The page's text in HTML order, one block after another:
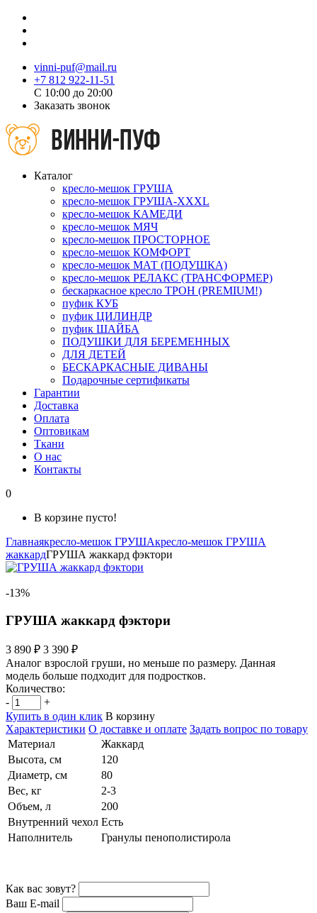
vinni-puf@mail.ru
+7 812 922-11-51
C 10:00 до 20:00
Заказать звонок
Каталог
кресло-мешок ГРУША
кресло-мешок ГРУША-XXXL
кресло-мешок КАМЕДИ
кресло-мешок МЯЧ
кресло-мешок ПРОСТОРНОЕ
кресло-мешок КОМФОРТ
кресло-мешок МАТ (ПОДУШКА)
кресло-мешок РЕЛАКС (ТРАНСФОРМЕР)
бескаркасное кресло ТРОН (PREMIUM!)
пуфик КУБ
пуфик ЦИЛИНДР
пуфик ШАЙБА
ПОДУШКИ ДЛЯ БЕРЕМЕННЫХ
ДЛЯ ДЕТЕЙ
БЕСКАРКАСНЫЕ ДИВАНЫ
Подарочные сертификаты
Гарантии
Доставка
Оплата
Оптовикам
Ткани
О нас
Контакты
0
В корзине пусто!
Главнаякресло-мешок ГРУШАкресло-мешок ГРУША
жаккардГРУША жаккард фэктори
-13%
ГРУША жаккард фэктори
3 890 ₽ 3 390 ₽
Аналог взрослой груши, но меньше по размеру. Данная
модель больше подходит для подростков.
Количество:
-
+
Купить в один клик В корзину
Характеристики О доставке и оплате Задать вопрос по товару
Материал
Жаккард
Высота, см
120
Диаметр, см
80
Вес, кг
2-3
Объем, л
200
Внутренний чехол Есть
Наполнитель
Гранулы пенополистирола
Как вас зовут?
Ваш E-mail